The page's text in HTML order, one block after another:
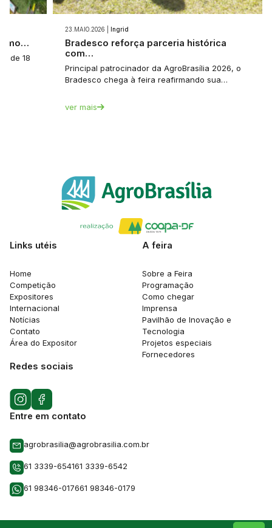
de 18
23.MAIO.2026 | Ingrid
Bradesco reforça parceria histórica
com…
Principal patrocinador da AgroBrasília 2026, o
Bradesco chega à feira reafirmando sua…
ver mais
Links utéis
Home
Competição
Expositores
Internacional
Notícias
Contato
Área do Expositor
A feira
Sobre a Feira
Programação
Como chegar
Imprensa
Pavilhão de Inovação e
Tecnologia
Projetos especiais
Fornecedores
Redes sociais
Entre em contato
agrobrasilia@agrobrasilia.com.br
61 3339-654161 3339-6542
61 98346-017661 98346-0179